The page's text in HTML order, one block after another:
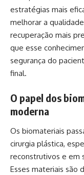
estratégias mais
melhorar a
recuperação mais
que esse
segurança do
final.
O papel dos
moderna
Os biomateriais
cirurgia plástica,
reconstrutivos e em
Esses materiais são